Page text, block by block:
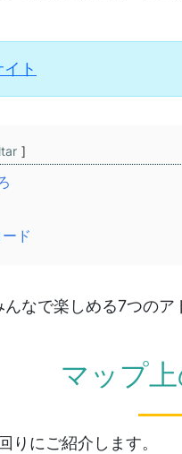
ト
ド
なで楽しめる7つの
マップ
りにご紹介します。